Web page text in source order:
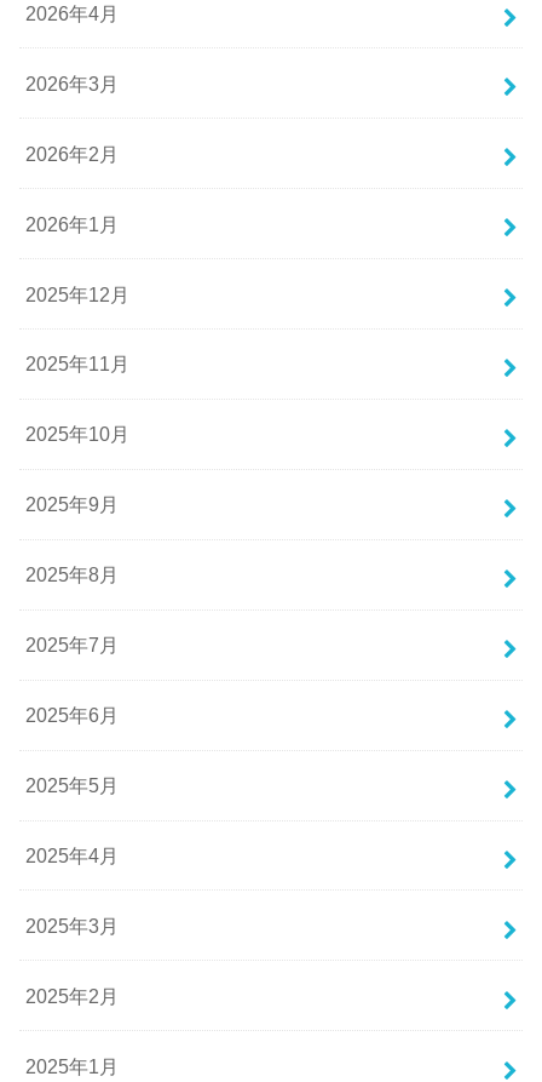
2026年4月
2026年3月
2026年2月
2026年1月
2025年12月
2025年11月
2025年10月
2025年9月
2025年8月
2025年7月
2025年6月
2025年5月
2025年4月
2025年3月
2025年2月
2025年1月